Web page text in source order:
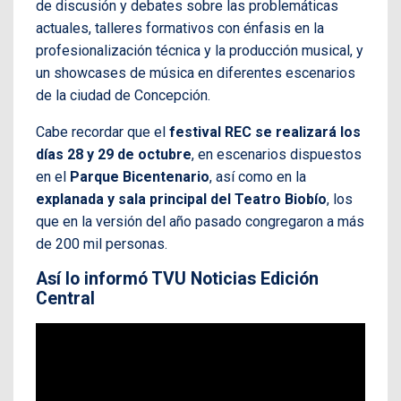
de discusión y debates sobre las problemáticas
actuales, talleres formativos con énfasis en la
profesionalización técnica y la producción musical, y
un showcases de música en diferentes escenarios
de la ciudad de Concepción.
Cabe recordar que el festival REC se realizará los
días 28 y 29 de octubre, en escenarios dispuestos
en el Parque Bicentenario, así como en la
explanada y sala principal del Teatro Biobío, los
que en la versión del año pasado congregaron a más
de 200 mil personas.
Así lo informó TVU Noticias Edición
Central